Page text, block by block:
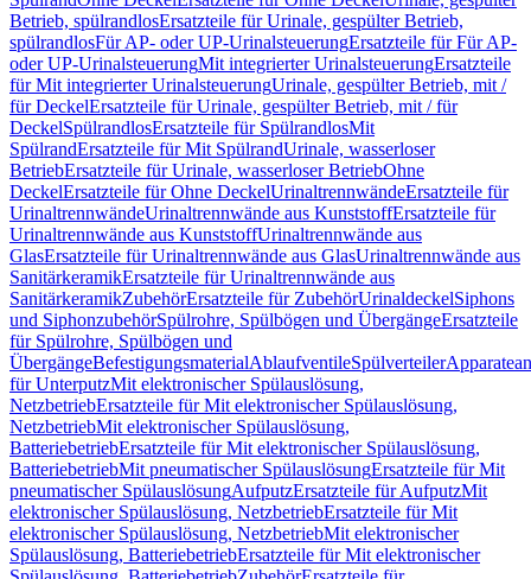
Betrieb, spülrandlosErsatzteile für Urinale, gespülter Betrieb,
spülrandlosFür AP- oder UP-UrinalsteuerungErsatzteile für Für AP-
oder UP-UrinalsteuerungMit integrierter UrinalsteuerungErsatzteile
für Mit integrierter UrinalsteuerungUrinale, gespülter Betrieb, mit /
für DeckelErsatzteile für Urinale, gespülter Betrieb, mit / für
DeckelSpülrandlosErsatzteile für SpülrandlosMit
SpülrandErsatzteile für Mit SpülrandUrinale, wasserloser
BetriebErsatzteile für Urinale, wasserloser BetriebOhne
DeckelErsatzteile für Ohne DeckelUrinaltrennwändeErsatzteile für
UrinaltrennwändeUrinaltrennwände aus KunststoffErsatzteile für
Urinaltrennwände aus KunststoffUrinaltrennwände aus
GlasErsatzteile für Urinaltrennwände aus GlasUrinaltrennwände aus
SanitärkeramikErsatzteile für Urinaltrennwände aus
SanitärkeramikZubehörErsatzteile für ZubehörUrinaldeckelSiphons
und SiphonzubehörSpülrohre, Spülbögen und ÜbergängeErsatzteile
für Spülrohre, Spülbögen und
ÜbergängeBefestigungsmaterialAblaufventileSpülverteiler
für UnterputzMit elektronischer Spülauslösung,
NetzbetriebErsatzteile für Mit elektronischer Spülauslösung,
NetzbetriebMit elektronischer Spülauslösung,
BatteriebetriebErsatzteile für Mit elektronischer Spülauslösung,
BatteriebetriebMit pneumatischer SpülauslösungErsatzteile für Mit
pneumatischer SpülauslösungAufputzErsatzteile für AufputzMit
elektronischer Spülauslösung, NetzbetriebErsatzteile für Mit
elektronischer Spülauslösung, NetzbetriebMit elektronischer
Spülauslösung, BatteriebetriebErsatzteile für Mit elektronischer